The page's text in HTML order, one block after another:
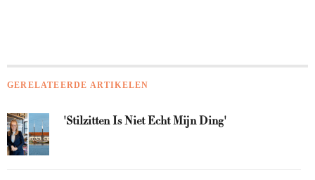
GERELATEERDE ARTIKELEN
'Stilzitten Is Niet Echt Mijn Ding'